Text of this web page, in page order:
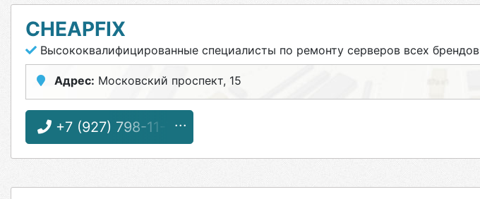
CHEAPFIX
Высококвалифицированные специалисты по ремонту серверов всех брендов
Адрес: Московский проспект, 15
+7 (927) 798-11-77